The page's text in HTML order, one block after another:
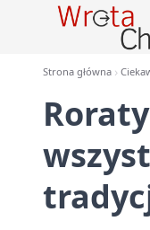
Strona główna